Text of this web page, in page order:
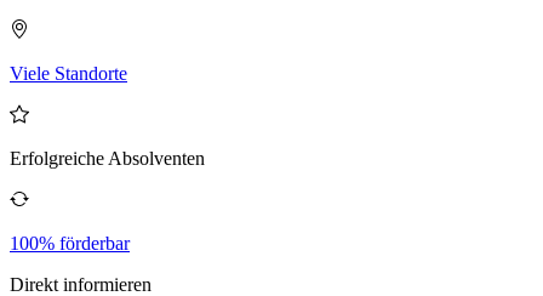
Viele Standorte
Erfolgreiche Absolventen
100% förderbar
Direkt informieren